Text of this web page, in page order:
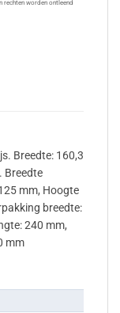
rechten worden ontleend
Breedte: 160,3
Breedte
mm, Hoogte
breedte:
240 mm,
mm